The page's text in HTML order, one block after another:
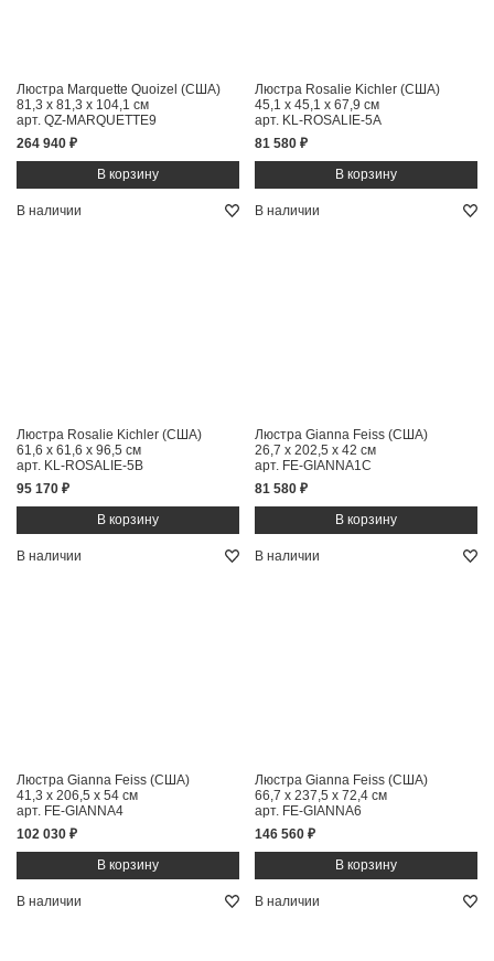
Люстра Marquette Quoizel (США)
81,3 x 81,3 x 104,1 см
арт. QZ-MARQUETTE9
264 940 ₽
Люстра Rosalie Kichler (США)
45,1 x 45,1 x 67,9 см
арт. KL-ROSALIE-5A
81 580 ₽
В наличии
Люстра Rosalie Kichler (США)
61,6 x 61,6 x 96,5 см
арт. KL-ROSALIE-5B
95 170 ₽
В наличии
Люстра Gianna Feiss (США)
26,7 x 202,5 x 42 см
арт. FE-GIANNA1C
81 580 ₽
В наличии
Люстра Gianna Feiss (США)
41,3 x 206,5 x 54 см
арт. FE-GIANNA4
102 030 ₽
В наличии
Люстра Gianna Feiss (США)
66,7 x 237,5 x 72,4 см
арт. FE-GIANNA6
146 560 ₽
В наличии В наличии